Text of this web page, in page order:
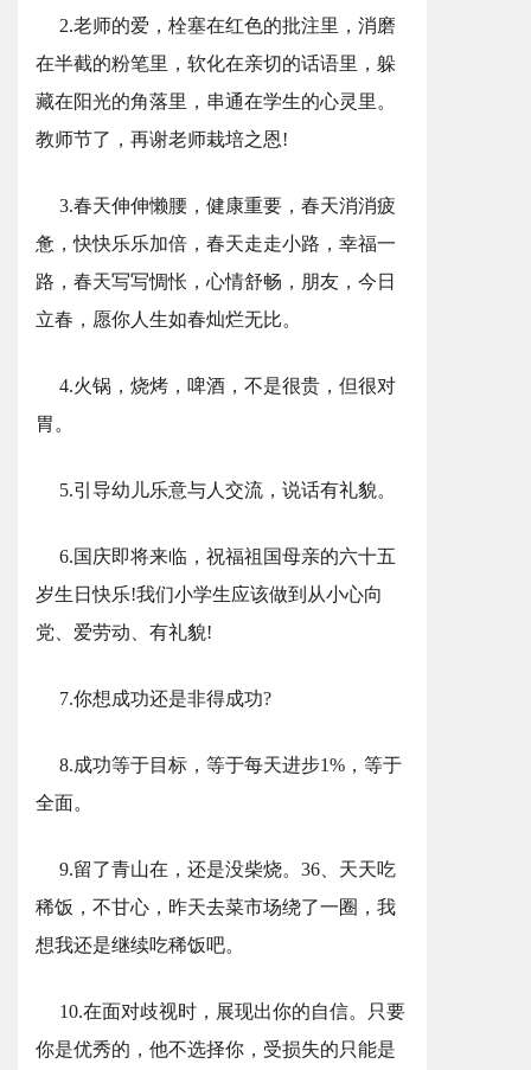
2.老师的爱，栓塞在红色的批注里，消磨
在半截的粉笔里，软化在亲切的话语里，躲
藏在阳光的角落里，串通在学生的心灵里。
教师节了，再谢老师栽培之恩!
3.春天伸伸懒腰，健康重要，春天消消疲
惫，快快乐乐加倍，春天走走小路，幸福一
路，春天写写惆怅，心情舒畅，朋友，今日
立春，愿你人生如春灿烂无比。
4.⽕锅，烧烤，啤酒，不是很贵，但很对
胃。
5.引导幼儿乐意与人交流，说话有礼貌。
6.国庆即将来临，祝福祖国母亲的六十五
岁生日快乐!我们小学生应该做到从小心向
党、爱劳动、有礼貌!
7.你想成功还是非得成功?
8.成功等于目标，等于每天进步1%，等于
全面。
9.留了青山在，还是没柴烧。36、天天吃
稀饭，不甘心，昨天去菜市场绕了一圈，我
想我还是继续吃稀饭吧。
10.在面对歧视时，展现出你的自信。只要
你是优秀的，他不选择你，受损失的只能是